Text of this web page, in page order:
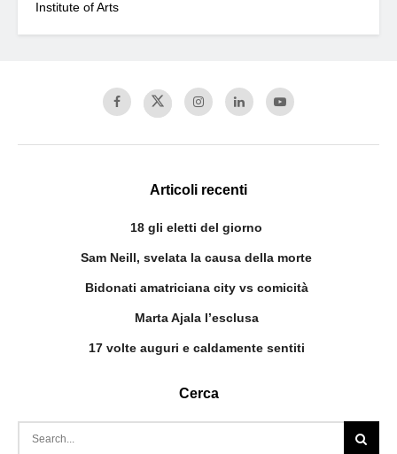
Institute of Arts
Articoli recenti
18 gli eletti del giorno
Sam Neill, svelata la causa della morte
Bidonati amatriciana city vs comicità
Marta Ajala l’esclusa
17 volte auguri e caldamente sentiti
Cerca